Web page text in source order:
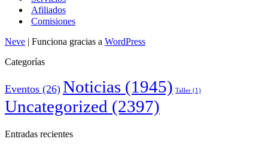
Afiliados
Comisiones
Neve | Funciona gracias a WordPress
Categorías
Eventos (26) Noticias (1945) Taller (1)
Uncategorized (2397)
Entradas recientes